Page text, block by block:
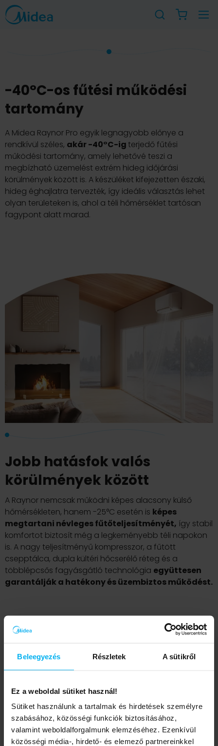
Beleegyezés Részletek A sütikről
Ez a weboldal sütiket használ!
Sütiket használunk a tartalmak és hirdetések személyre
szabásához, közösségi funkciók biztosításához,
valamint weboldalforgalmunk elemzéséhez. Ezenkívül
közösségi média-, hirdető- és elemező partnereinkkel
-40°C-os fűtési működési
tartomány
A Midea Raynor Pro egyik legnagyobb előnye a
rendkívül széles, akár -40°C-ig terjedő fűtési
működési tartomány, amely lehetővé teszi a
megbízható üzemelést extrém hideg időjárási
körülmények között is. A készüléket kifejezetten északi,
hideg éghajlatra tervezték, így ideális választás lehet
olyan területeken is, ahol a téli hőmérséklet tartósan
fagypont alatt marad.
Jobb hatásfok valós
körülmények között
A Raynor nemcsak működni képes alacsony külső
hőmérsékleten, hanem -25°C esetén is képes
megtartani névleges fűtőteljesítményét, így stabil
komfortot biztosít még a legkeményebb téli napokon
is. A nagy teljesítményű kompresszor, a fűtött
csepptálca, dupla kültéri hőcserélő réteg és a
többlépcsős fagyásgátló technológia együttesen
garantálják a hatékony és üzembiztos működést.